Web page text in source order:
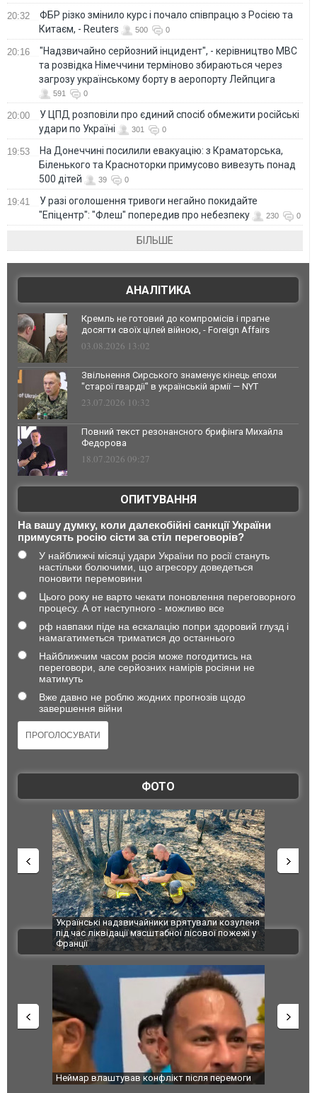
20:32
ФБР різко змінило курс і почало співпрацю з Росією та
Китаєм, - Reuters
500 0
20:16
"Надзвичайно серйозний інцидент", - керівництво МВС
та розвідка Німеччини терміново збираються через
загрозу українському борту в аеропорту Лейпцига
591 0
20:00
У ЦПД розповіли про єдиний спосіб обмежити російські
удари по Україні
301 0
19:53
На Донеччині посилили евакуацію: з Краматорська,
Біленького та Красноторки примусово вивезуть понад
500 дітей
39 0
19:41
У разі оголошення тривоги негайно покидайте
"Епіцентр": "Флеш" попередив про небезпеку
230 0
БІЛЬШЕ
АНАЛІТИКА
Кремль не готовий до компромісів і прагне
досягти своїх цілей війною, - Foreign Affairs
03.08.2026 13:02
Звільнення Сирського знаменує кінець епохи
"старої гвардії" в українській армії — NYT
23.07.2026 10:32
Повний текст резонансного брифінга Михайла
Федорова
18.07.2026 09:27
ОПИТУВАННЯ
На вашу думку, коли далекобійні санкції України
примусять росію сісти за стіл переговорів?
У найближчі місяці удари України по росії стануть
настільки болючими, що агресору доведеться
поновити перемовини
Цього року не варто чекати поновлення переговорного
процесу. А от наступного - можливо все
рф навпаки піде на ескалацію попри здоровий глузд і
намагатиметься триматися до останнього
Найближчим часом росія може погодитись на
переговори, але серйозних намірів росіяни не
матимуть
Вже давно не роблю жодних прогнозів щодо
завершення війни
ФОТО
пожежі у
СБУ за сприяння Нацполіції та правоохоронців
Болгарії затримала міжнародного наркобарона.
ФОТО
Росіяни
одна
ВІДЕО
Мудрик провів перший матч за "Челсі" після
допінгової дискваліфікації. ВІДЕО
під час